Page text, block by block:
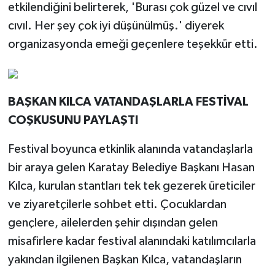
etkilendiğini belirterek, 'Burası çok güzel ve cıvıl
cıvıl. Her şey çok iyi düşünülmüş.' diyerek
organizasyonda emeği geçenlere teşekkür etti.
BAŞKAN KILCA VATANDAŞLARLA FESTİVAL
COŞKUSUNU PAYLAŞTI
Festival boyunca etkinlik alanında vatandaşlarla
bir araya gelen Karatay Belediye Başkanı Hasan
Kılca, kurulan stantları tek tek gezerek üreticiler
ve ziyaretçilerle sohbet etti. Çocuklardan
gençlere, ailelerden şehir dışından gelen
misafirlere kadar festival alanındaki katılımcılarla
yakından ilgilenen Başkan Kılca, vatandaşların